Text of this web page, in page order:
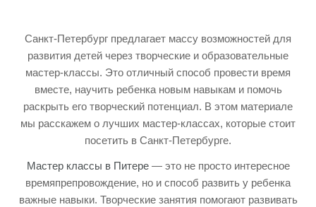
News
Contact Us
Санкт-Петербург предлагает массу возможностей для
развития детей через творческие и образовательные
мастер-классы. Это отличный способ провести время
вместе, научить ребенка новым навыкам и помочь
раскрыть его творческий потенциал. В этом материале
мы расскажем о лучших мастер-классах, которые стоит
посетить в Санкт-Петербурге.
Мастер классы в Питере— это не просто интересное
времяпрепровождение, но и способ развить у ребенка
важные навыки. Творческие занятия помогают развивать